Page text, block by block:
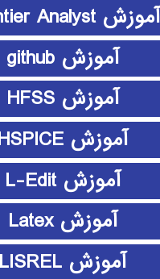
آموزش Frontier Analyst
آموزش github
آموزش HFSS
آموزش HSPICE
آموزش L-Edit
آموزش Latex
آموزش LISREL